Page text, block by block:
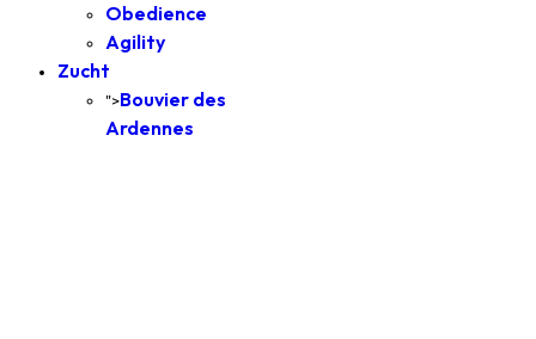
Obedience
Agility
Zucht
">Bouvier des
Ardennes